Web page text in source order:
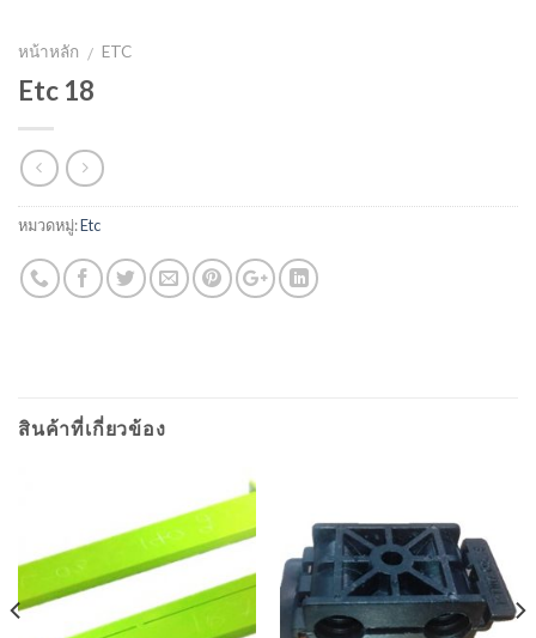
หน้าหลัก / ETC
Etc 18
หมวดหมู่:Etc
สินค้าที่เกี่ยวข้อง